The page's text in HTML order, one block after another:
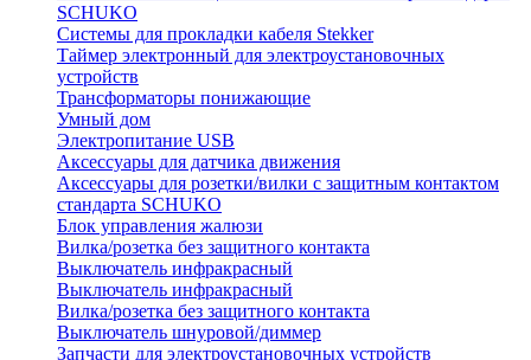
SCHUKO
Системы для прокладки кабеля Stekker
Таймер электронный для электроустановочных
устройств
Трансформаторы понижающие
Умный дом
Электропитание USB
Аксессуары для датчика движения
Аксессуары для розетки/вилки с защитным контактом
стандарта SCHUKO
Блок управления жалюзи
Вилка/розетка без защитного контакта
Выключатель инфракрасный
Выключатель инфракрасный
Вилка/розетка без защитного контакта
Выключатель шнуровой/диммер
Запчасти для электроустановочных устройств